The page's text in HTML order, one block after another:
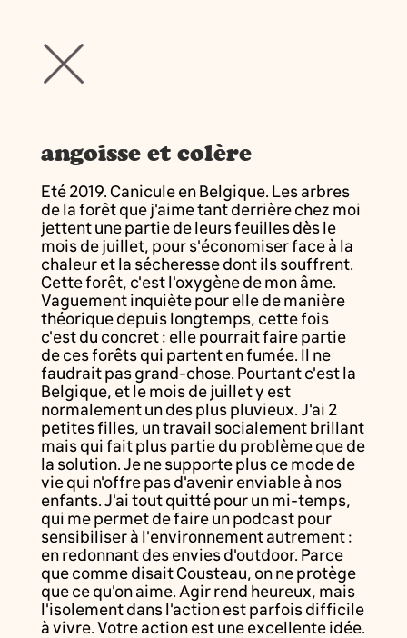
angoisse et colère
Eté 2019. Canicule en Belgique. Les arbres
de la forêt que j'aime tant derrière chez moi
jettent une partie de leurs feuilles dès le
mois de juillet, pour s'économiser face à la
chaleur et la sécheresse dont ils souffrent.
Cette forêt, c'est l'oxygène de mon âme.
Vaguement inquiète pour elle de manière
théorique depuis longtemps, cette fois
c'est du concret : elle pourrait faire partie
de ces forêts qui partent en fumée. Il ne
faudrait pas grand-chose. Pourtant c'est la
Belgique, et le mois de juillet y est
normalement un des plus pluvieux. J'ai 2
petites filles, un travail socialement brillant
mais qui fait plus partie du problème que de
la solution. Je ne supporte plus ce mode de
vie qui n'offre pas d'avenir enviable à nos
enfants. J'ai tout quitté pour un mi-temps,
qui me permet de faire un podcast pour
sensibiliser à l'environnement autrement :
en redonnant des envies d'outdoor. Parce
que comme disait Cousteau, on ne protège
que ce qu'on aime. Agir rend heureux, mais
l'isolement dans l'action est parfois difficile
à vivre. Votre action est une excellente idée.